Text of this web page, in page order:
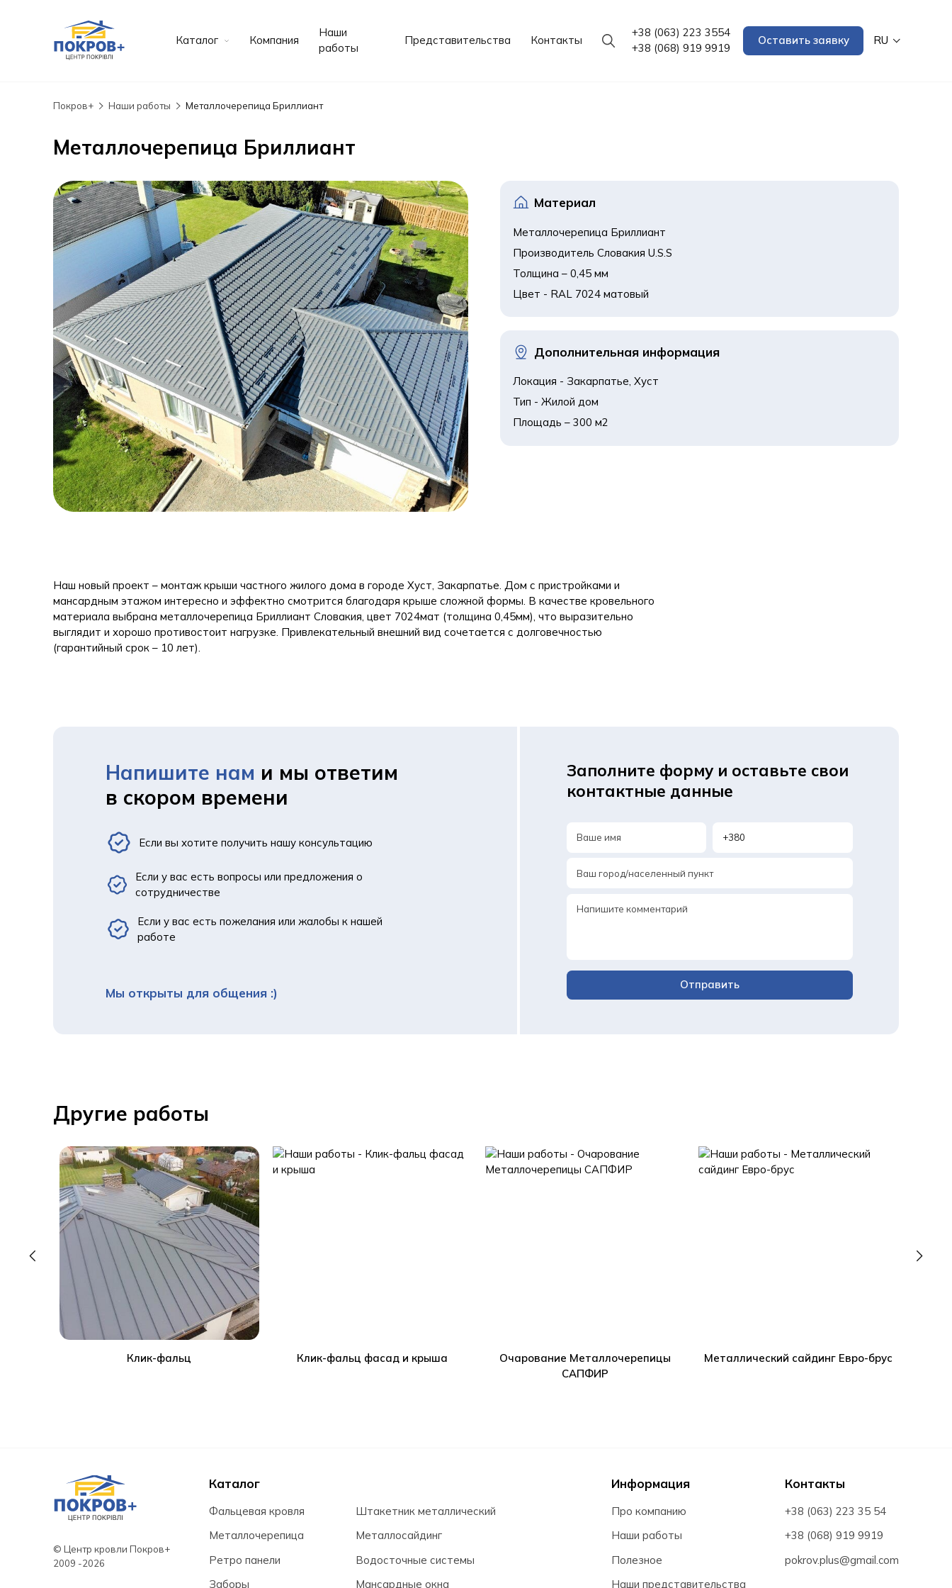
Каталог Компания
Наши
работы
Представительства Контакты
+38 (063) 223 3554
+38 (068) 919 9919
Оставить заявку RU
Покров+ Наши работы Металлочерепица Бриллиант
Металлочерепица Бриллиант
Материал
Металлочерепица Бриллиант
Производитель Словакия U.S.S
Толщина – 0,45 мм
Цвет - RAL 7024 матовый
Дополнительная информация
Локация - Закарпатье, Хуст
Тип - Жилой дом
Площадь – 300 м2
Наш новый проект – монтаж крыши частного жилого дома в городе Хуст, Закарпатье. Дом с пристройками и
мансардным этажом интересно и эффектно смотрится благодаря крыше сложной формы. В качестве кровельного
материала выбрана металлочерепица Бриллиант Словакия, цвет 7024мат (толщина 0,45мм), что выразительно
выглядит и хорошо противостоит нагрузке. Привлекательный внешний вид сочетается с долговечностью
(гарантийный срок – 10 лет).
Напишите нам и мы ответим
в скором времени
Если вы хотите получить нашу консультацию
Если у вас есть вопросы или предложения о
сотрудничестве
Если у вас есть пожелания или жалобы к нашей
работе
Мы открыты для общения :)
Заполните форму и оставьте свои
контактные данные
Отправить
Другие работы
Клик-фальц Клик-фальц фасад и крыша
Очарование Металлочерепицы
САПФИР
Металлический сайдинг Евро-брус
© Центр кровли Покров+
Каталог
Фальцевая кровля
Металлочерепица
Ретро панели
Заборы
Штакетник металлический
Металлосайдинг
Водосточные системы
Мансардные окна
Информация
Про компанию
Наши работы
Полезное
Наши представительства
Контакты
+38 (063) 223 35 54
+38 (068) 919 9919
pokrov.plus@gmail.com